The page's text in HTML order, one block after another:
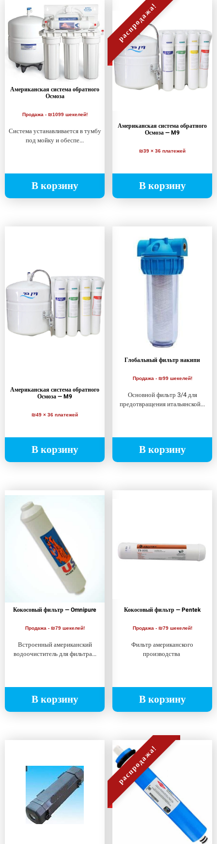
Американская система обратного
Осмоза
Продажа - ₪1099 шекелей!
Система устанавливается в тумбу
под мойку и обеспе...
В корзину
распродажа!
Американская система обратного
Осмоза — M9
₪39 × 36 платежей
В корзину
Американская система обратного
Осмоза — M9
₪49 × 36 платежей
В корзину
Глобальный фильтр накипи
Продажа - ₪99 шекелей!
Основной фильтр 3/4 для
предотвращения итальянской...
В корзину
Кокосовый фильтр — Omnipure
Продажа - ₪79 шекелей!
Встроенный американский
водоочиститель для фильтра...
В корзину
Кокосовый фильтр — Pentek
Продажа - ₪79 шекелей!
Фильтр американского
производства
В корзину
распродажа!